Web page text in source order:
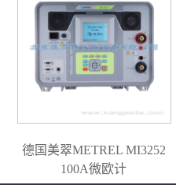
德国美翠METREL MI3252
100A微欧计